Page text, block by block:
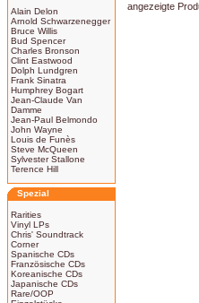
Alain Delon
Arnold Schwarzenegger
Bruce Willis
Bud Spencer
Charles Bronson
Clint Eastwood
Dolph Lundgren
Frank Sinatra
Humphrey Bogart
Jean-Claude Van
Damme
Jean-Paul Belmondo
John Wayne
Louis de Funès
Steve McQueen
Sylvester Stallone
Terence Hill
Spezial
Rarities
Vinyl LPs
Chris' Soundtrack
Corner
Spanische CDs
Französische CDs
Koreanische CDs
Japanische CDs
Rare/OOP
angezeigte